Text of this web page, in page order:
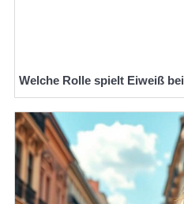
Welche Rolle spielt Eiweiß